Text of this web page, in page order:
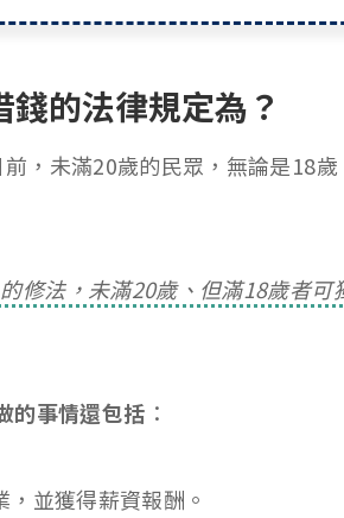
的法律規定為？
，未滿20歲的民眾，無論是18
修法，未滿20歲、但滿18歲者
的事情還包括 ：
並獲得薪資報酬。